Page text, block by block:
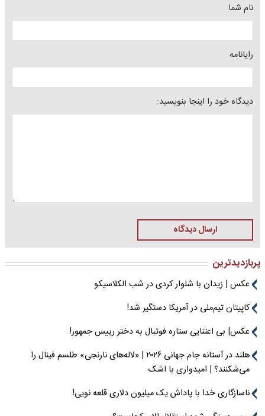
نام شما
رایانامه
دیدگاه خود را اینجا بنویسید:
ارسال دیدگاه
پربازدیدترین
عکس | زیدان با شلوار کردی در شب الکلاسیکو
کاپیتان تیم‌ملی در آمریکا دستگیر شد!
عکس| بی اعتنایی ستاره فوتبال به دختر رییس جمهور!
هلند در آستانه جام جهانی ۲۰۲۶ | «لاله‌های نارنجی» طلسم فینال را
می‌شکنند؟ | امیدواری با اشک
ناسازگاری خدا با پاداش یک میلیون دلاری قلعه نویی!